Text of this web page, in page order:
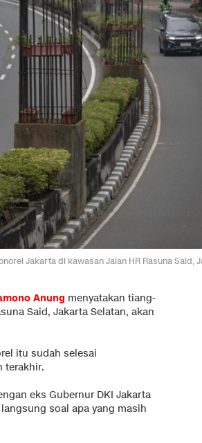
Jakarta di kawasan Jalan HR Rasuna Said,
Anung menyatakan tiang-
Said, Jakarta Selatan, akan
itu sudah selesai
terakhir.
eks Gubernur DKI Jakarta
soal apa yang masih